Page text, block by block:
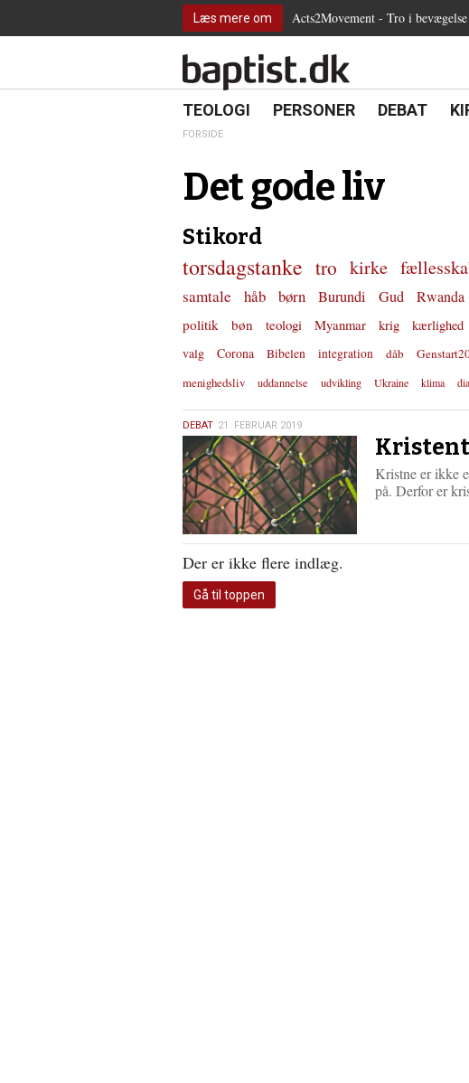
gå
for
6.0:
Internationalt
Læs mere om Acts2Movement - Tro i
18.0:
TEOLOGI 19.0:
PERSONER 20.0:
DEBAT
FORSIDE
Det gode liv
Stikord
torsdagstanke tro kirke
samtale håb børn Burundi Gud Rwanda
politik
bøn teologi Myanmar krig kærlighed
valg
Corona Bibelen integration dåb
menighedsliv
uddannelse udvikling Ukraine klima
21.
februar
2019
DEBAT 21. FEBRUAR 2019
Kristne er ikke
på. Derfor er
Der er ikke flere indlæg.
Gå til toppen